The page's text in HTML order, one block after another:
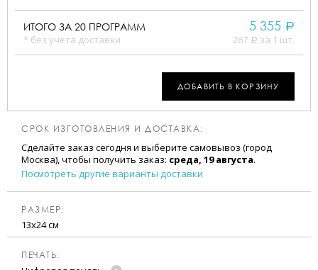
ИТОГО ЗА 20 ПРОГРАММ
* без учета доставки
5 355 a
267 a за 1 шт.
ДОБАВИТЬ В КОРЗИНУ
СРОК ИЗГОТОВЛЕНИЯ И ДОСТАВКА:
Сделайте заказ сегодня и выберите самовывоз (город
Москва), чтобы получить заказ: среда, 19 августа.
Посмотреть другие варианты доставки
РАЗМЕР:
13х24 см
ПЕЧАТЬ: